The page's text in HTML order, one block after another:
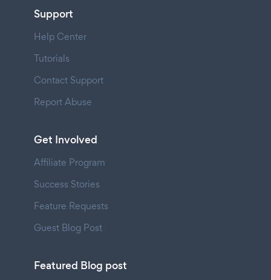
Support
Help Center
Tutorials
Contact Support
Report Abuse
Get Involved
Affiliate Program
Success Stories
Feature Requests
Guest Blog Post
Featured Blog post